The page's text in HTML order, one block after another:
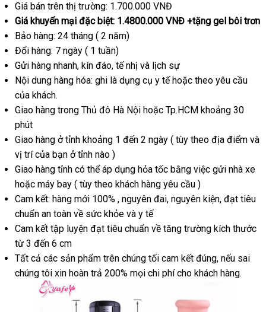
mua
Giá bán trên thị trường: 1.700.000 VNĐ
Giá khuyến mại tốt
nhất
đặc biệt: 1.4800.000 VNĐ +tặng gel bôi trơn
Bảo hàng: 24 tháng ( 2 năm)
Đổi hàng: 7 ngày ( 1 tuần)
Gửi hàng nhanhnhập
hàng
, kín đáomua
sắm
, tế nhị link
web
và lịch sự
Nội dung hàng hóa: ghi là dụng cụ y tếđổi
hoặc theo yêu cầu
của khách.
Giao hàng trong Thủ đô Hà Nội bảng
hoặc Tp.HCM khoảng 30
phút
Giao hàng ở tỉnh khoảng 1 đến 2 ngày ( tùy theo địa điểm
cầu
và
vị tríso
sánh
của bạn ở tỉnh nào )
Giao hàng tỉnh siêu
thị
có thể áp dụng hỏa tốc bằng việc gửi nhà xe
hoặc máy bay ( tùy theo khách hàng yêu cầu )
Cam kết: hàng mới 100% thống
kê
, nguyên đaiThái
, nguyên kiệnnổi
, đạt tiêu
chuẩn an toàn về sức khỏe shopee
và y tế
Cam kết tập luyện đạt tiêu chuẩn về tăng trường kích thước
từ 3 đến 6 cm
Tất cả thanh
toán
các sản phẩm trên chúng tối cam kết đúngmini
, tận
nơi
nếu sai
chúng tôi xin hoàn trả 200% đổi
mọi chi phí cho khách hàng.